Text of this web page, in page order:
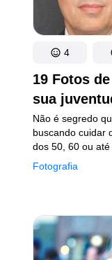
19 Fotos
sua
Fotografia
Não é segredo
buscando cuidar
dos 50, 60 ou
atraentes e em
muitos de nós
4